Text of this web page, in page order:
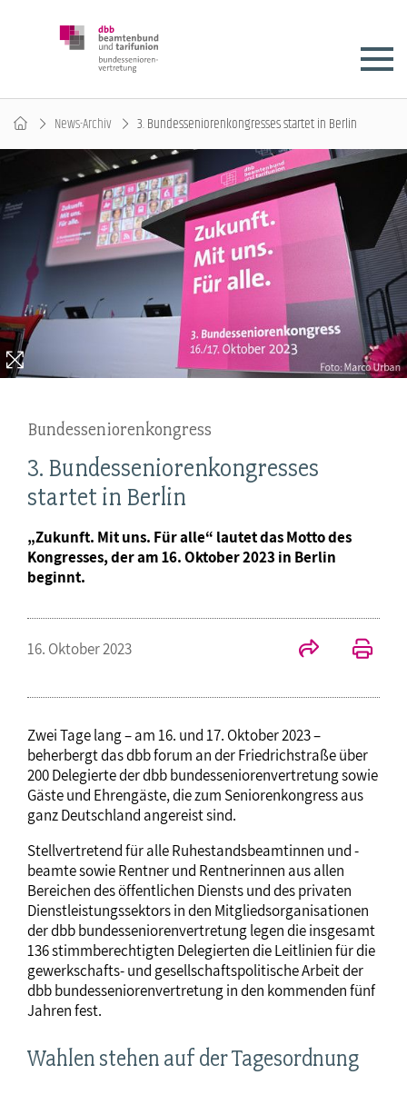
News-Archiv 3. Bundesseniorenkongresses startet in Berlin
Bundesseniorenkongress
3. Bundesseniorenkongresses
startet in Berlin
„Zukunft. Mit uns. Für alle“ lautet das Motto des
Kongresses, der am 16. Oktober 2023 in Berlin
beginnt.
16. Oktober 2023
Zwei Tage lang – am 16. und 17. Oktober 2023 –
beherbergt das dbb forum an der Friedrichstraße über
200 Delegierte der dbb bundesseniorenvertretung sowie
Gäste und Ehrengäste, die zum Seniorenkongress aus
ganz Deutschland angereist sind.
Stellvertretend für alle Ruhestandsbeamtinnen und -
beamte sowie Rentner und Rentnerinnen aus allen
Bereichen des öffentlichen Diensts und des privaten
Dienstleistungssektors in den Mitgliedsorganisationen
der dbb bundesseniorenvertretung legen die insgesamt
136 stimmberechtigten Delegierten die Leitlinien für die
gewerkschafts- und gesellschaftspolitische Arbeit der
dbb bundesseniorenvertretung in den kommenden fünf
Jahren fest.
Wahlen stehen auf der Tagesordnung